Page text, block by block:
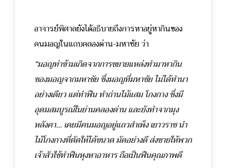
อาจารย์พิศาลยังได้อธิบายถึงการหาอยู่หากินของ
คนมอญในแถบคลองด่าน-มหาชัย ว่า
“มอญท่าข้ามเกิดจากการขยายแหล่งทำมาหากิน
ของมอญจากมหาชัย ซึ่งมอญที่มหาชัย ไม่ได้ทำนา
อย่างเดียว แต่ทำฟืน ทำถ่านไม้แสม โกงกาง ซึ่งมี
อุดมสมบูรณ์ในย่านคลองด่าน และยังทำจากมุง
หลังคา… เคยมีคนมอญอยู่แถวสำเพ็ง เยาวราช นำ
ไม้โกงกางที่ตัดให้ได้ขนาด มัดอย่างดี ส่งขายให้พวก
เจ้าสัวใช้ทำฟืนหุงหาอาหาร ถือเป็นฟืนคุณภาพดี